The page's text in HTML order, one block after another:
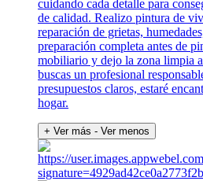
cuidando cada detalle para
de calidad. Realizo pintura de
reparación de grietas,
preparación completa antes de
mobiliario y dejo la zona limpia
buscas un profesional
presupuestos claros, estaré
hogar.
+ Ver más - Ver menos